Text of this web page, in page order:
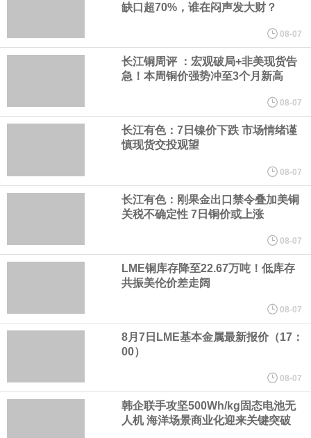
心技术等多项已商业化应用的核心技术并已应用于公司的高性能通
美国总统特朗普6日否认他对国防部长赫格塞思不满，称对赫格塞思
他与赫格塞思就弹药短缺问题发生冲突的报道是“完全没有根据的谣
纽约期银突破64美元/盎司，日内涨3.91%。
据报道，威刚近日在法说会上表示，在需求增加、价格走高及货源
稳定的三大有利因素带动下，预期第3季度营运将优于第2季度，并
美国国会预算办公室（CBO）于当地时间5日发布报告称，美国海军
缺口超70%，谁在闷声发大财？
08-07
长江铜周评 ：宏观破局+非美现货告
急！本周铜价强势冲至3个月新高
08-07
长江有色：7日镍价下跌 市场情绪谨
慎现货交投观望
08-07
长江有色：刚果金出口禁令叠加美铜
关税不确定性 7日铜价或上涨
08-07
LME铜库存降至22.67万吨！低库存
共振美伦价差走阔
08-07
8月7日LME基本金属最新报价（17：
00）
08-07
韩企联手攻坚500Wh/kg固态电池无
人机 海洋场景商业化迎来关键突破